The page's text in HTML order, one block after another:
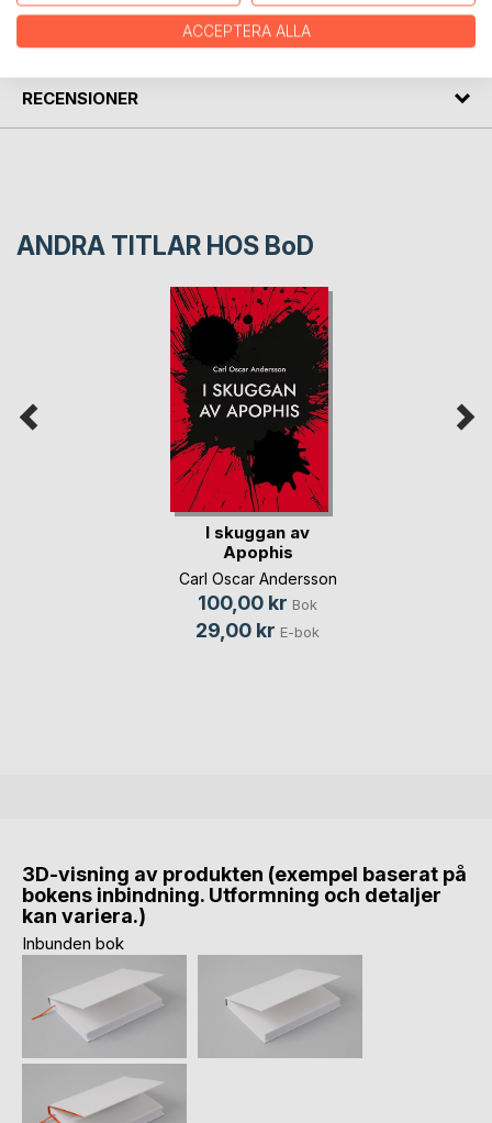
KOMMENTARER I PRESSEN
RECENSIONER
ANDRA TITLAR HOS BoD
I skuggan av
Apophis
Carl Oscar Andersson
100,00 kr Bok
29,00 kr E-bok
3D-visning av produkten (exempel baserat på
bokens inbindning. Utformning och detaljer
kan variera.)
Inbunden bok
ACCEPTERA ALLA